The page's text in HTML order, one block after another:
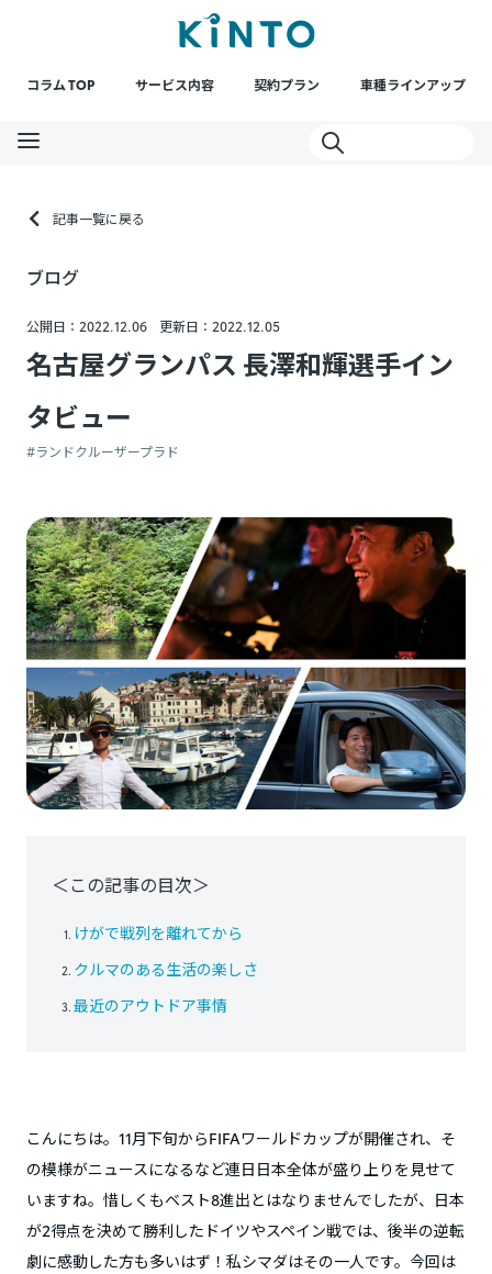
コラム TOP サービス内容 契約プラン 車種ラインアップ
記事一覧に戻る
ブログ
公開日：2022.12.06 更新日：2022.12.05
名古屋グランパス 長澤和輝選手イン
タビュー
#ランドクルーザープラド
＜この記事の目次＞
けがで戦列を離れてから
クルマのある生活の楽しさ
最近のアウトドア事情
こんにちは。11月下旬からFIFAワールドカップが開催され、そ
の模様がニュースになるなど連日日本全体が盛り上りを見せて
いますね。惜しくもベスト8進出とはなりませんでしたが、日本
が2得点を決めて勝利したドイツやスペイン戦では、後半の逆転
劇に感動した方も多いはず！私シマダはその一人です。今回は